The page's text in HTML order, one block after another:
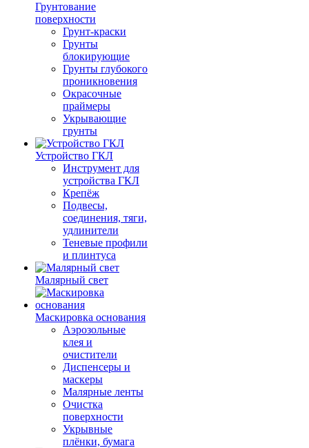
Грунтование
поверхности
Грунт-краски
Грунты
блокирующие
Грунты глубокого
проникновения
Окрасочные
праймеры
Укрывающие
грунты
Устройство ГКЛ
Инструмент для
устройства ГКЛ
Крепёж
Подвесы,
соединения, тяги,
удлинители
Теневые профили
и плинтуса
Малярный свет
Маскировка основания
Аэрозольные
клея и
очистители
Диспенсеры и
маскеры
Малярные ленты
Очистка
поверхности
Укрывные
плёнки, бумага